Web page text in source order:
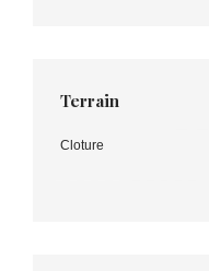
Terrain
Cloture